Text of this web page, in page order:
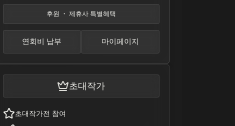
후원 ・ 제휴사 특별혜택
연회비 납부 마이페이지
초대작가
초대작가전 참여